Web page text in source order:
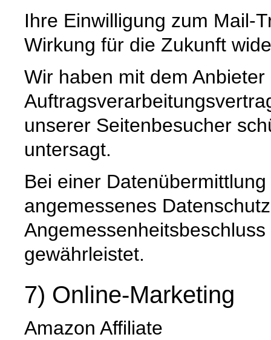
Ihre Einwilligung zum Mail-
Wirkung für die Zukunft
Wir haben mit dem Anbieter
unserer Seitenbesucher
untersagt.
Bei einer
angemessenes
gewährleistet.
7) Online-Marketing
Amazon Affiliate